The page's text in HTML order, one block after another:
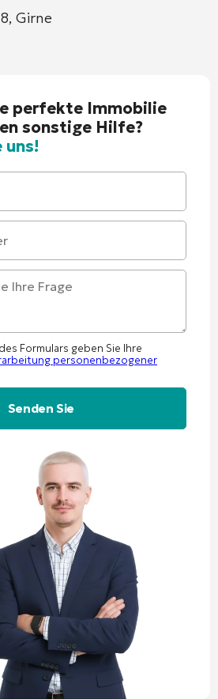
Girne
perfekte Immobilie
sonstige Hilfe?
uns!
Formulars geben Sie Ihre
personenbezogener